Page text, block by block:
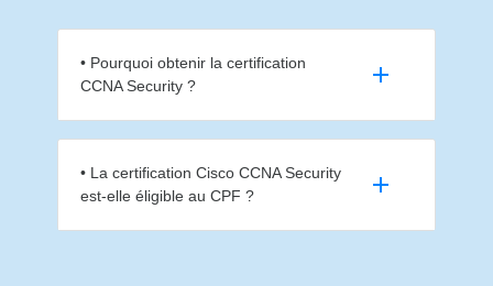
• Pourquoi obtenir la certification
CCNA Security ?
• La certification Cisco CCNA Security
est-elle éligible au CPF ?